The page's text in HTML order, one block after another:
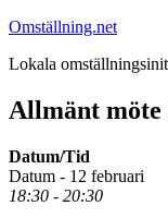
Hoppa
innehåll
Omställning.net
Lokala
Allmänt
Datum/Tid
Datum - 12 februari
18:30 - 20:30